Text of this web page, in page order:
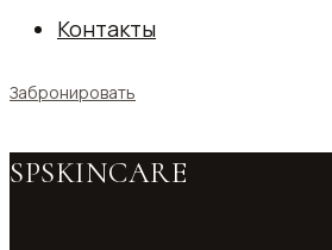
Контакты
Забронировать
SPSKINCARE